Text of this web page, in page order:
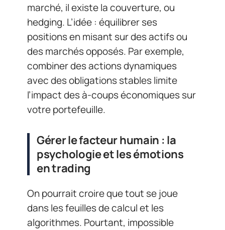
marché, il existe la couverture, ou
hedging. L’idée : équilibrer ses
positions en misant sur des actifs ou
des marchés opposés. Par exemple,
combiner des actions dynamiques
avec des obligations stables limite
l’impact des à-coups économiques sur
votre portefeuille.
Gérer le facteur humain : la
psychologie et les émotions
en trading
On pourrait croire que tout se joue
dans les feuilles de calcul et les
algorithmes. Pourtant, impossible